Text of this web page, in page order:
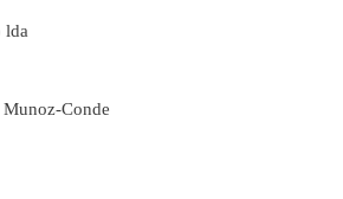
lda
Conde